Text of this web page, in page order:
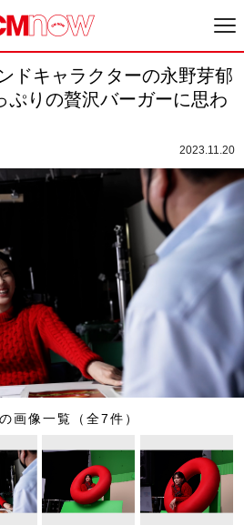
ドキャラクターの永野芽郁
ぷりの贅沢バーガーに思わ
2023.11.20
画像一覧（全7件）